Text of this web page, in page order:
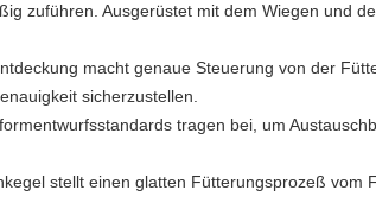
zuführen. Ausgerüstet mit dem Wiegen und
macht genaue Steuerung von der
sicherzustellen.
tragen bei, um
stellt einen glatten Fütterungsprozeß vom